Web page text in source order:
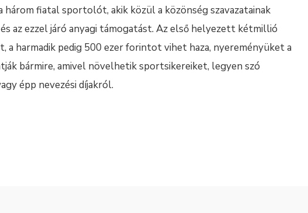
három fiatal sportolót, akik közül a közönség szavazatainak
az ezzel járó anyagi támogatást. Az első helyezett kétmillió
harmadik pedig 500 ezer forintot vihet haza, nyereményüket a
bármire, amivel növelhetik sportsikereiket, legyen szó
épp nevezési díjakról.